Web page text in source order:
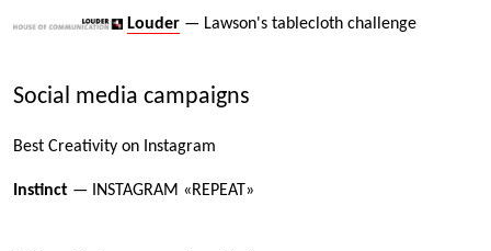
Louder — Lawson's tablecloth challenge
Social media campaigns
Best Creativity on Instagram
Instinct — INSTAGRAM «REPEAT»